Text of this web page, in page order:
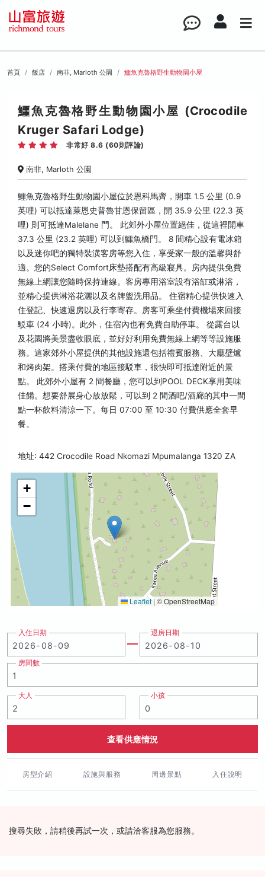
首頁 飯店 南非, Marloth 公園 鱷魚克魯格野生動物園小屋
鱷魚克魯格野生動物園小屋 (Crocodile
Kruger Safari Lodge)
非常好 8.6 (60則評論)
南非, Marloth 公園
鱷魚克魯格野生動物園小屋位於恩科馬齊，開車 1.5 公里 (0.9
英哩) 可以抵達萊恩史普魯甘恩保留區，開 35.9 公里 (22.3 英
哩) 則可抵達Malelane 門。 此郊外小屋位置絕佳，從這裡開車
37.3 公里 (23.2 英哩) 可以到鱷魚橋門。 8 間精心設有電冰箱
以及迷你吧的獨特裝潢客房等您入住，享受家一般的溫馨與舒
適。您的Select Comfort床墊搭配有高級寢具。房內提供免費
無線上網讓您隨時保持連線。客房專用浴室設有浴缸或淋浴，
並精心提供淋浴花灑以及名牌盥洗用品。 住宿精心提供快速入
住登記、快速退房以及行李寄存。房客可乘坐付費機場來回接
駁車 (24 小時)。此外，住宿內也有免費自助停車。 從露台以
及花園將美景盡收眼底，並好好利用免費無線上網等等設施服
務。這家郊外小屋提供的其他設施還包括禮賓服務、大廳壁爐
和烤肉架。搭乘付費的地區接駁車，很快即可抵達附近的景
點。 此郊外小屋有 2 間餐廳，您可以到POOL DECK享用美味
佳餚。想要舒展身心放放鬆，可以到 2 間酒吧/酒廊的其中一間
點一杯飲料清涼一下。每日 07:00 至 10:30 付費供應全套早
餐。
地址: 442 Crocodile Road Nkomazi Mpumalanga 1320 ZA
+
−
Leaflet | © OpenStreetMap
入住日期 退房日期
房間數
大人 小孩
查看供應情況
房型介紹 設施與服務 周邊景點 入住說明
搜尋失敗，請稍後再試一次，或請洽客服為您服務。